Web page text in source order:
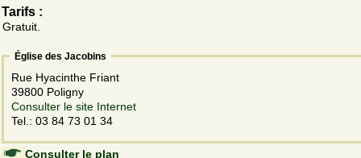
Tarifs :
Gratuit.
Église des Jacobins
Rue Hyacinthe Friant
39800 Poligny
Consulter le site Internet
Tel.: 03 84 73 01 34
Consulter le plan